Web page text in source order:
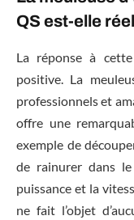
QS est-elle
La réponse à
positive. La
professionnels et
offre une
exemple de
de rainurer dans
puissance et la
ne fait l’objet